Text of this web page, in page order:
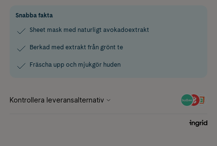
Snabba fakta
Sheet mask med naturligt avokadoextrakt
Berkad med extrakt från grönt te
Fräscha upp och mjukgör huden